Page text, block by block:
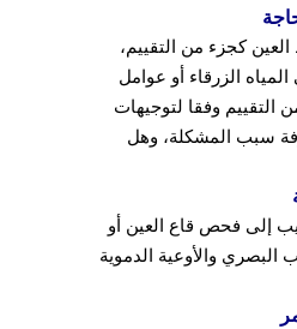
كجزء من التقييم،
الزرقاء أو عوامل
التقييم وفقا لتوجيهات
سبب المشكلة، وهل
إلى فحص قاع العين أو
والأوعية الدموية